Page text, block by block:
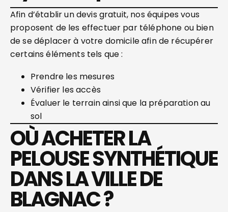
Afin d’établir un devis gratuit, nos équipes vous
proposent de les effectuer par téléphone ou bien
de se déplacer à votre domicile afin de récupérer
certains éléments tels que :
Prendre les mesures
Vérifier les accès
Évaluer le terrain ainsi que la préparation au
sol
OÙ ACHETER LA
PELOUSE SYNTHÉTIQUE
DANS LA VILLE DE
BLAGNAC ?